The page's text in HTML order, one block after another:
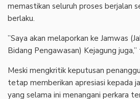
memastikan seluruh proses berjalan
berlaku.
‎”Saya akan melaporkan ke Jamwas
Bidang Pengawasan) Kejagung
‎Meski mengkritik keputusan
tetap memberikan apresiasi kepada
yang selama ini menangani perkara